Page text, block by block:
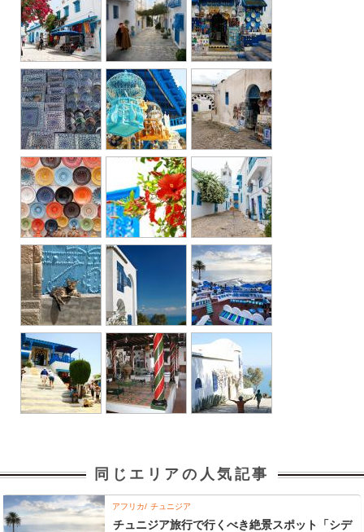
同じエリアの人気記事
アフリカ チュニジア
チュニジア旅行で行くべき絶景スポット「シデ